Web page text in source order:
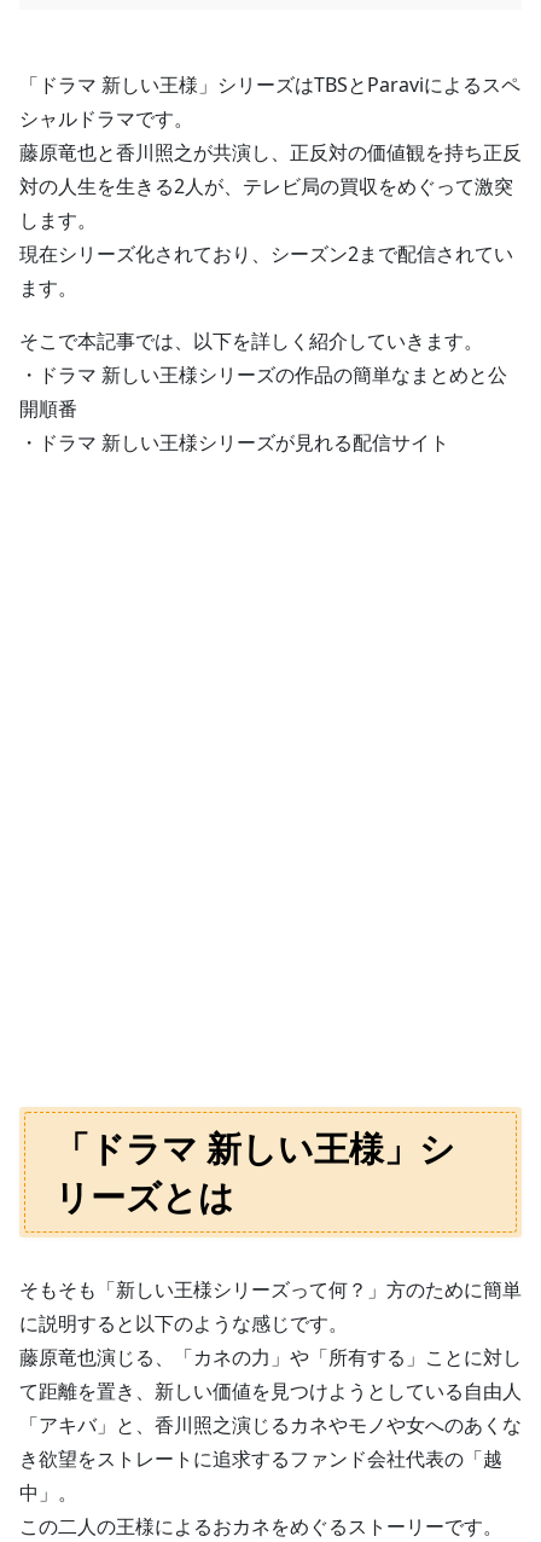
「ドラマ 新しい王様」シリーズはTBSとParaviによるスペ
シャルドラマです。
藤原竜也と香川照之が共演し、正反対の価値観を持ち正反
対の人生を生きる2人が、テレビ局の買収をめぐって激突
します。
現在シリーズ化されており、シーズン2まで配信されてい
ます。
そこで本記事では、以下を詳しく紹介していきます。
・ドラマ 新しい王様シリーズの作品の簡単なまとめと公
開順番
・ドラマ 新しい王様シリーズが見れる配信サイト
「ドラマ 新しい王様」シ
リーズとは
そもそも「新しい王様シリーズって何？」方のために簡単
に説明すると以下のような感じです。
藤原竜也演じる、「カネの力」や「所有する」ことに対し
て距離を置き、新しい価値を見つけようとしている自由人
「アキバ」と、香川照之演じるカネやモノや女へのあくな
き欲望をストレートに追求するファンド会社代表の「越
中」。
この二人の王様によるおカネをめぐるストーリーです。